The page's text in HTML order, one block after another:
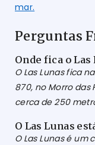
mar.
Perguntas
Onde fica o Las
O Las Lunas fica
870, no Morro das
cerca de 250
O Las Lunas
O Las Lunas é um